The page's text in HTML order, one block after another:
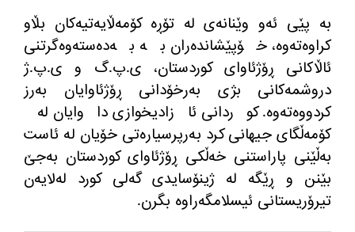
به‌ پێی ئه‌و وێنانه‌ی له‌ تۆڕه‌ كۆمه‌ڵایه‌تیه‌كان بڵاو
كراوه‌ته‌وه‌، خۆپێشانده‌ران به‌ به‌ده‌سته‌وه‌گرتنی
ئاڵاكانی ڕۆژئاوای كوردستان، ی.پ.گ و ی.پ.ژ
دروشمه‌كانی بژی به‌رخۆدانی ڕۆژئاوایان به‌رز
كردووه‌ته‌وه‌. كوردانی ئازادیخوازی داوایان له‌
كۆمه‌ڵگای جیهانی كرد به‌رپرسیاره‌تی خۆیان له‌ ئاست
به‌ڵێنی پاراستنی خه‌ڵكی ڕۆژئاوای كوردستان به‌جێ
بێنن و ڕێگه‌ له‌ ژینۆسایدی گه‌لی كورد له‌لایه‌ن
تیرۆریستانی ئیسلامگه‌راوه‌ بگرن.